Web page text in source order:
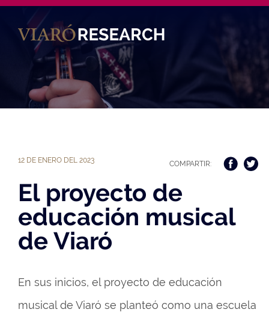
12 DE ENERO DEL 2023 COMPARTIR:
El proyecto de
educación musical
de Viaró
En sus inicios, el proyecto de educación
musical de Viaró se planteó como una escuela